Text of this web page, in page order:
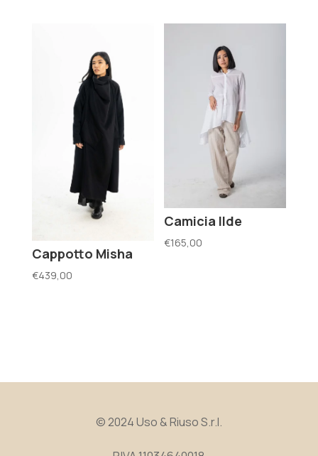
Cappotto Misha
€439,00
Camicia Ilde
€165,00
© 2024 Uso & Riuso S.r.l.